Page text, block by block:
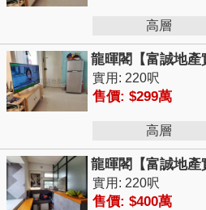
高層
龍暉閣【富誠地產
實用: 220呎
售價: $299萬
高層
龍暉閣【富誠地產
實用: 220呎
售價: $400萬